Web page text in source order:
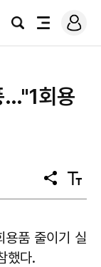
검
전
로
그
…"1회용
공
유
텍
스
기
품 줄이기 실
했다.